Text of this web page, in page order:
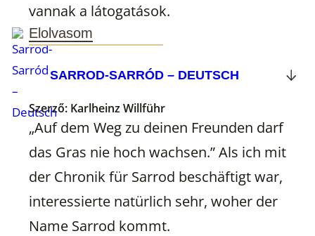
vannak a látogatások.
Elolvasom
SARROD-SARRÓD – DEUTSCH
Szerző: Karlheinz Willführ
„Auf dem Weg zu deinen Freunden darf
das Gras nie hoch wachsen.” Als ich mit
der Chronik für Sarrod beschäftigt war,
interessierte natürlich sehr, woher der
Name Sarrod kommt.